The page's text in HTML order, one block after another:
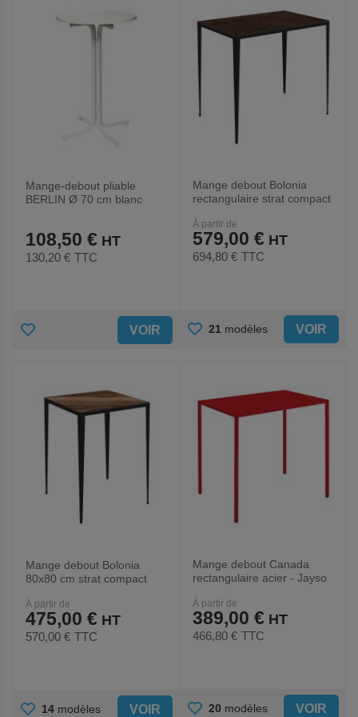
Mange-debout pliable
BERLIN Ø 70 cm blanc
108,50 €
130,20 € TTC
AJOUTER VOIR
Mange debout Bolonia
rectangulaire strat compact
À partir de
579,00 €
694,80 € TTC
AJOUTER
21 modèles VOIR
Mange debout Bolonia
80x80 cm strat compact
À partir de
475,00 €
570,00 € TTC
AJOUTER
14 modèles VOIR
Mange debout Canada
rectangulaire acier - Jayso
À partir de
389,00 €
466,80 € TTC
AJOUTER
20 modèles VOIR